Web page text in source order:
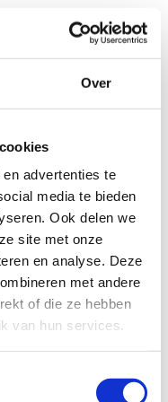
Over
advertenties te
media te bieden
Ook delen we
site met onze
en analyse. Deze
met andere
of die ze hebben
van hun services.
uit drie keer een
als de heats en
te meten aan de
Uiteindelijk was
in de daguitslag op
De wedstrijd werd
Beaugrand werd
haar samen met de
(Zwitserland)